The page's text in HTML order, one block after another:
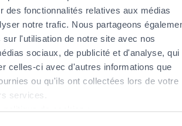
des fonctionnalités relatives aux médias
notre trafic. Nous partageons
l'utilisation de notre site avec nos
sociaux, de publicité et d'analyse, qui
celles-ci avec d'autres informations que
ou qu'ils ont collectées lors de votre
services.
de cookies :
ROBERT
MEDJUGORAC
CAA : 2023AG003